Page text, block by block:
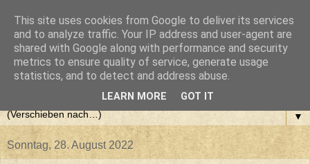
▼
Sonntag, 28. August 2022
This site uses cookies from Google to deliver its services
and to analyze traffic. Your IP address and user-agent are
shared with Google along with performance and security
metrics to ensure quality of service, generate usage
statistics, and to detect and address abuse.
LEARN MORE GOT IT